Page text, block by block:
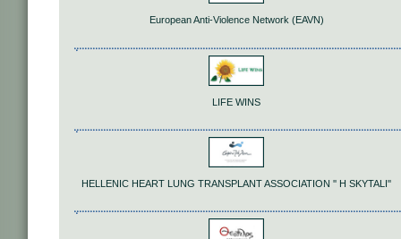
European Anti-Violence Network (EAVN)
LIFE WINS
HELLENIC HEART LUNG TRANSPLANT ASSOCIATION '' H SKYTALI''